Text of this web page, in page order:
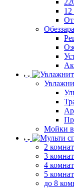
От
Мойки
2
3
4
5 комнат
до 8